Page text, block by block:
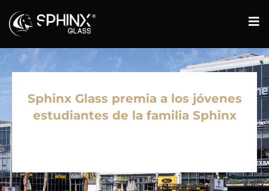
Sphinx Glass premia a los jóvenes
estudiantes de la familia Sphinx